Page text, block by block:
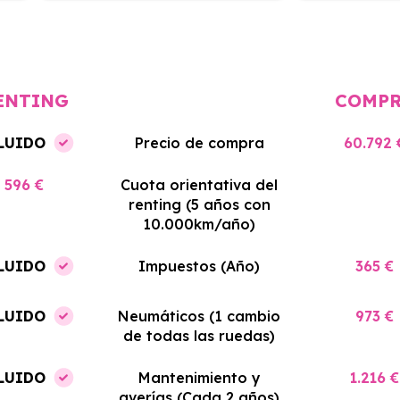
Precio de compra 60.792
596 €
Cuota orientativa del
renting (5 años con
10.000km/año)
Impuestos (Año) 365 €
Neumáticos (1 cambio
de todas las ruedas)
973 €
Mantenimiento y
1.216 €